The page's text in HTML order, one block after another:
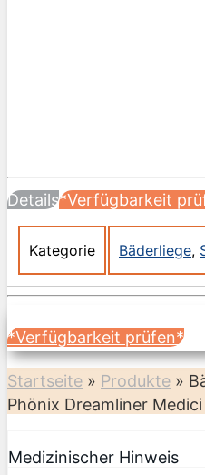
Details*Verfügbarkeit
Kategorie Bäderliege,
*Verfügbarkeit prüfen*
Startseite » Produkte »
Phönix Dreamliner
Medizinischer Hinweis